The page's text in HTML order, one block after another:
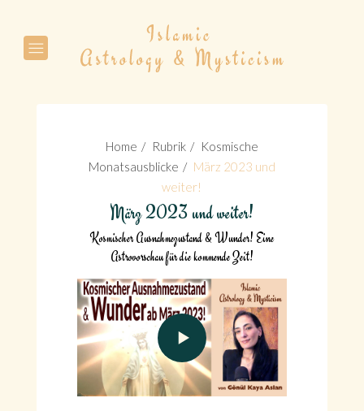
Home Rubrik
Kosmische
Monatsausblicke
März 2023 und
weiter!
März 2023 und weiter!
Kosmischer Ausnahmezustand & Wunder! Eine
Astrovorschau für die kommende Zeit!